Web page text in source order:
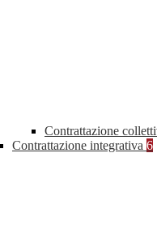
Contrattazione
Contrattazione integrativa 6